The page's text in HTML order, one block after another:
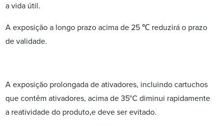
a vida útil.
A exposição a longo prazo acima de 25 ℃ reduzirá o prazo
de validade.
A exposição prolongada de ativadores, incluindo cartuchos
que contêm ativadores, acima de 35°C diminui rapidamente
a reatividade do produto,e deve ser evitado.